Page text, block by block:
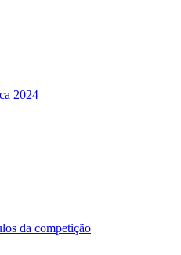
2024
da competição